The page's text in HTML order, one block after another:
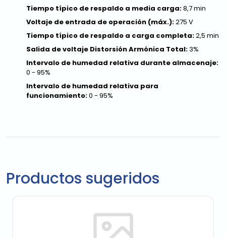
Tiempo típico de respaldo a media carga:8,7 min
Voltaje de entrada de operación (máx.):275 V
Tiempo típico de respaldo a carga completa:2,5 min
Salida de voltaje Distorsión Armónica Total:3%
Intervalo de humedad relativa durante almacenaje:
0 - 95%
Intervalo de humedad relativa para
funcionamiento:0 - 95%
Productos sugeridos